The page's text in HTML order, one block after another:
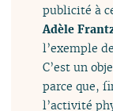
publicité à
Adèle
l’exemple
C’est un
parce que,
l’activité